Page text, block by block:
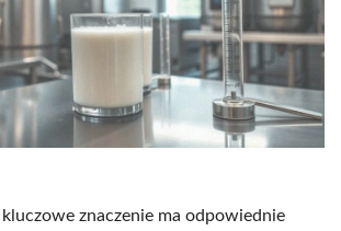
znaczenie ma odpowiednie